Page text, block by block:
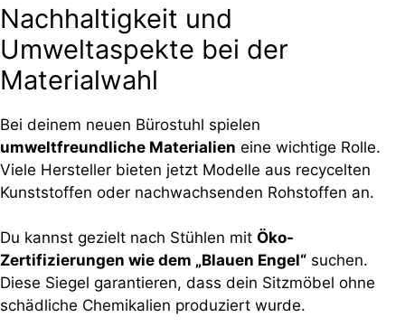
Nachhaltigkeit und
Umweltaspekte bei der
Materialwahl
Bei deinem neuen Bürostuhl spielen
umweltfreundliche Materialien eine wichtige Rolle.
Viele Hersteller bieten jetzt Modelle aus recycelten
Kunststoffen oder nachwachsenden Rohstoffen an.
Du kannst gezielt nach Stühlen mit Öko-
Zertifizierungen wie dem „Blauen Engel“ suchen.
Diese Siegel garantieren, dass dein Sitzmöbel ohne
schädliche Chemikalien produziert wurde.